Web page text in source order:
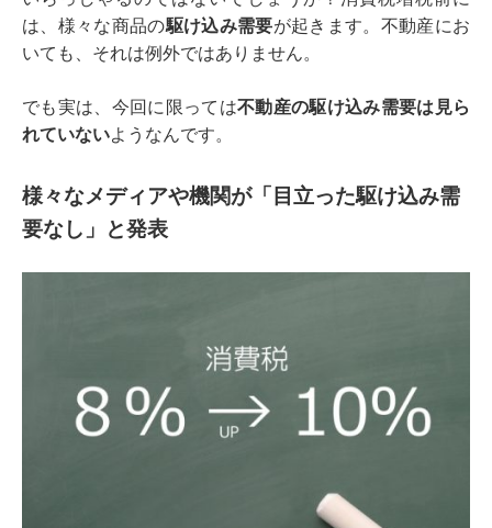
は、様々な商品の駆け込み需要が起きます。不動産にお
いても、それは例外ではありません。
でも実は、今回に限っては不動産の駆け込み需要は見ら
れていないようなんです。
様々なメディアや機関が「目立った駆け込み需
要なし」と発表